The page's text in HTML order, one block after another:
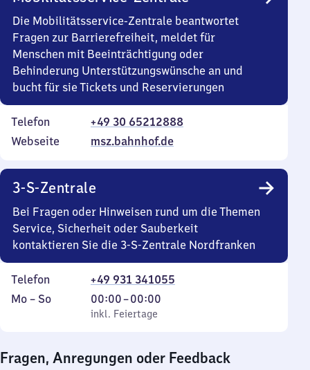
Die Mobilitätsservice-Zentrale beantwortet
Fragen zur Barrierefreiheit, meldet für
Menschen mit Beeinträchtigung oder
Behinderung Unterstützungswünsche an und
bucht für sie Tickets und Reservierungen
Telefon
+49 30 65212888
Webseite
msz.bahnhof.de
3-S-Zentrale
Bei Fragen oder Hinweisen rund um die Themen
Service, Sicherheit oder Sauberkeit
kontaktieren Sie die 3-S-Zentrale Nordfranken
Telefon
+49 931 341055
Montag
Mo – So,
inkl. Feiertage
00:00–00:00
Von
0
0
inkl. Feiertage
Fragen, Anregungen oder Feedback